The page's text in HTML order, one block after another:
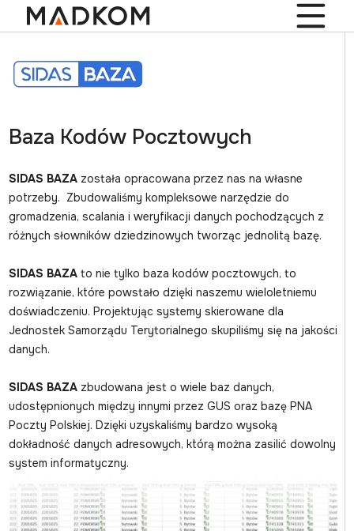
Baza Kodów Pocztowych
SIDAS BAZA została opracowana przez nas na własne
potrzeby. Zbudowaliśmy kompleksowe narzędzie do
gromadzenia, scalania i weryfikacji danych pochodzących z
różnych słowników dziedzinowych tworząc jednolitą bazę.
SIDAS BAZA to nie tylko baza kodów pocztowych, to
rozwiązanie, które powstało dzięki naszemu wieloletniemu
doświadczeniu. Projektując systemy skierowane dla
Jednostek Samorządu Terytorialnego skupiliśmy się na jakości
danych.
SIDAS BAZA zbudowana jest o wiele baz danych,
udostępnionych między innymi przez GUS oraz bazę PNA
Poczty Polskiej. Dzięki uzyskaliśmy bardzo wysoką
dokładność danych adresowych, którą można zasilić dowolny
system informatyczny.